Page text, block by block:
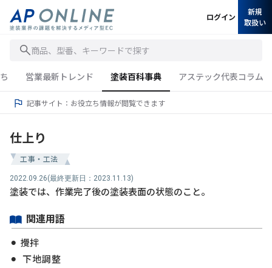
商品、型番、キーワードで探す
ログイン
新規
取扱い
営業最新トレンド 塗装百科事典 アステック代表コラム
記事サイト：お役立ち情報が閲覧できます
仕上り
工事・工法
2022.09.26(最終更新日：2023.11.13)
塗装では、作業完了後の塗装表面の状態のこと。
関連用語
攪拌
下地調整